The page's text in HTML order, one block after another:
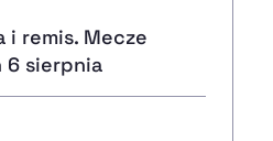
i remis. Mecze
6 sierpnia